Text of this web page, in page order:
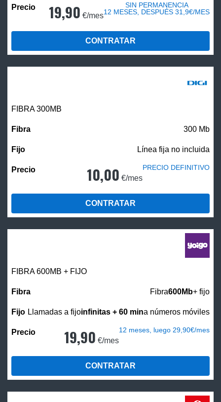
19,90 €/mes
SIN PERMANENCIA
12 MESES, DESPUÉS 31,9€/MES
CONTRATAR
FIBRA 300MB
300 Mb
Línea fija no incluida
10,00 €/mes
PRECIO DEFINITIVO
CONTRATAR
FIBRA 600MB + FIJO
Fibra600Mb+ fijo
Llamadas a fijoinfinitas + 60 mina números móviles
19,90 €/mes
12 meses, luego 29,90€/mes
CONTRATAR